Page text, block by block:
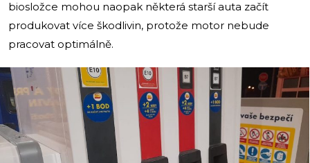
biosložce mohou naopak některá starší auta začít
produkovat více škodlivin, protože motor nebude
pracovat optimálně.